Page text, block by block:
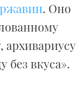
. Оно
без вкуса».